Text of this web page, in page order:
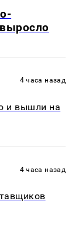
4 часа назад
и вышли на
4 часа назад